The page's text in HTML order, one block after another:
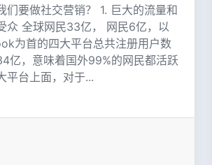
们要做社交营销？ 1. 巨大的流量和
众 全球网民33亿， 网民6亿，以
为首的四大平台总共注册用户数
亿，意味着国外99%的网民都活跃
平台上面，对于...